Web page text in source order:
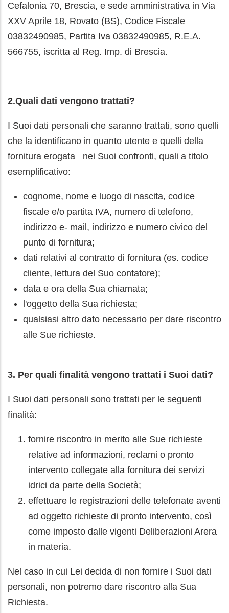
Cefalonia 70, Brescia, e sede amministrativa in Via
XXV Aprile 18, Rovato (BS), Codice Fiscale
03832490985, Partita Iva 03832490985, R.E.A.
566755, iscritta al Reg. Imp. di Brescia.
2.Quali dati vengono trattati?
I Suoi dati personali che saranno trattati, sono quelli
che la identificano in quanto utente e quelli della
fornitura erogata nei Suoi confronti, quali a titolo
esemplificativo:
cognome, nome e luogo di nascita, codice
fiscale e/o partita IVA, numero di telefono,
indirizzo e- mail, indirizzo e numero civico del
punto di fornitura;
dati relativi al contratto di fornitura (es. codice
cliente, lettura del Suo contatore);
data e ora della Sua chiamata;
l'oggetto della Sua richiesta;
qualsiasi altro dato necessario per dare riscontro
alle Sue richieste.
3. Per quali finalità vengono trattati i Suoi dati?
I Suoi dati personali sono trattati per le seguenti
finalità:
fornire riscontro in merito alle Sue richieste
relative ad informazioni, reclami o pronto
intervento collegate alla fornitura dei servizi
idrici da parte della Società;
effettuare le registrazioni delle telefonate aventi
ad oggetto richieste di pronto intervento, così
come imposto dalle vigenti Deliberazioni Arera
in materia.
Nel caso in cui Lei decida di non fornire i Suoi dati
personali, non potremo dare riscontro alla Sua
Richiesta.